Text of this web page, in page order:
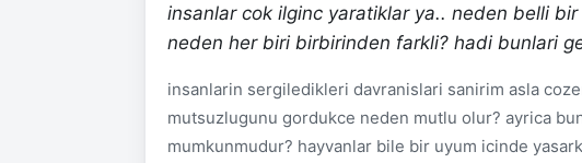
insanlar cok ilginc yaratiklar ya.. neden belli
neden her biri birbirinden farkli? hadi bunlari
insanlarin sergiledikleri davranislari sanirim asla
mutsuzlugunu gordukce neden mutlu olur? ayrica
mumkunmudur? hayvanlar bile bir uyum icinde